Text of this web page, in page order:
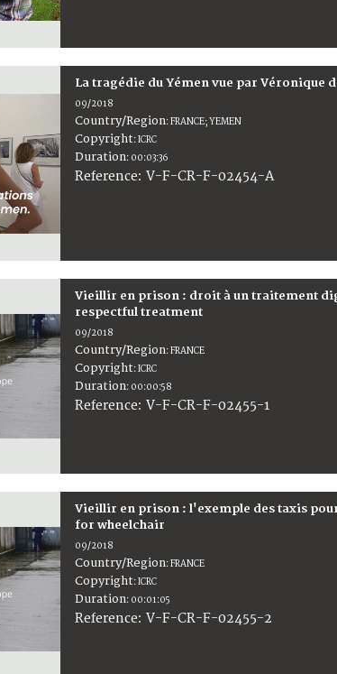
La tragédie du Yémen vue par Véronique
09/2018
Country/Region:FRANCE; YEMEN
Copyright:ICRC
Duration: 00:03:36
Reference:V-F-CR-F-02454-A
Vieillir en prison : droit à un traitement
respectful treatment
09/2018
Country/Region:FRANCE
Copyright:ICRC
Duration: 00:00:58
Reference:V-F-CR-F-02455-1
Vieillir en prison : l'exemple des taxis
for wheelchair
09/2018
Country/Region:FRANCE
Copyright:ICRC
Duration: 00:01:05
Reference:V-F-CR-F-02455-2